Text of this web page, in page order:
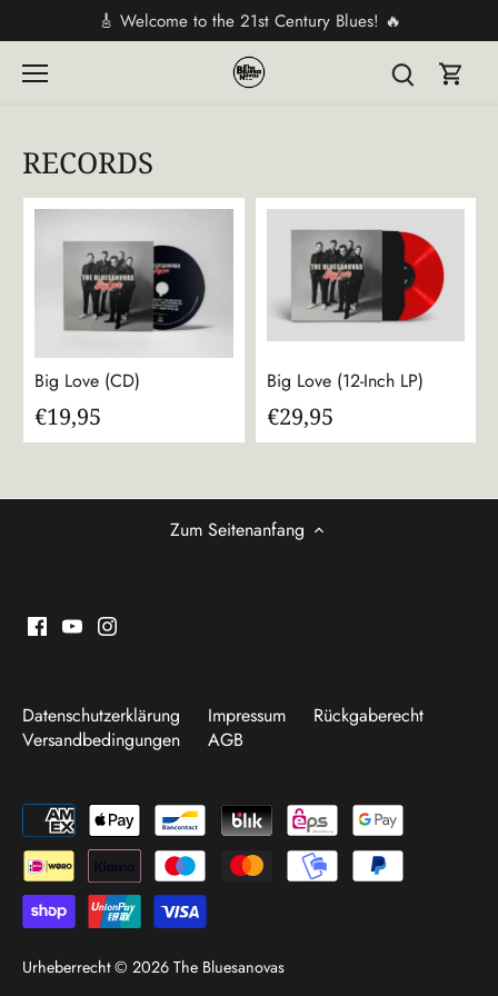
zum
Inhalt
🎸 Welcome to the 21st Century Blues! 🔥
RECORDS
Big Love (CD)
€19,95
Big Love (12-Inch LP)
€29,95
Zum Seitenanfang
Datenschutzerklärung Impressum
Rückgaberecht
Versandbedingungen
AGB
Urheberrecht © 2026 The Bluesanovas